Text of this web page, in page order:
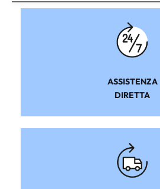
ASSISTENZA
DIRETTA